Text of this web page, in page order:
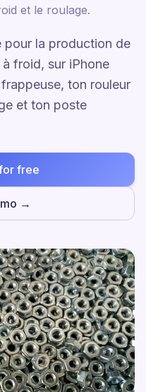
et le roulage.
pour la production de
froid, sur iPhone
ton rouleur
et ton poste
free
→